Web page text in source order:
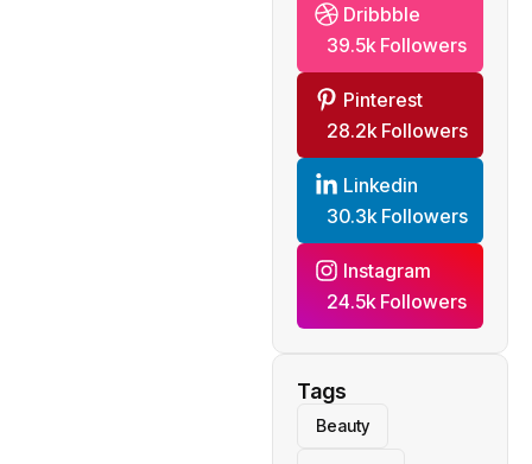
Dribbble
39.5k Followers
Pinterest
28.2k Followers
Linkedin
30.3k Followers
Instagram
24.5k Followers
Tags
Beauty